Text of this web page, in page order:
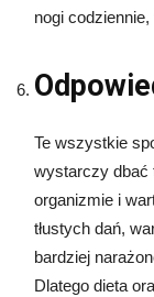
nogi
Te wszystkie
wystarczy dbać
organizmie i
tłustych dań,
bardziej
Dlatego dieta